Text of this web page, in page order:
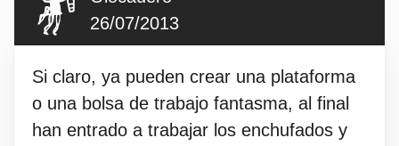
26/07/2013
Si claro, ya pueden crear una plataforma
o una bolsa de trabajo fantasma, al final
han entrado a trabajar los enchufados y